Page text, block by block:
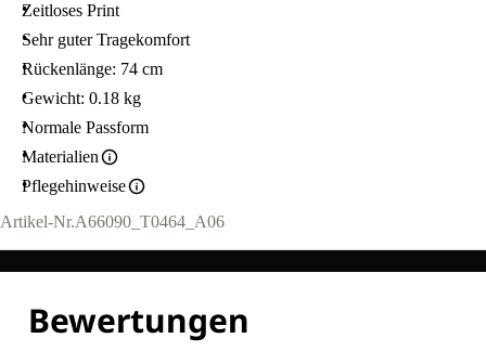
Zeitloses Print
Sehr guter Tragekomfort
Rückenlänge: 74 cm
Gewicht: 0.18 kg
Normale Passform
Materialien
Pflegehinweise
Artikel-Nr.A66090_T0464_A06